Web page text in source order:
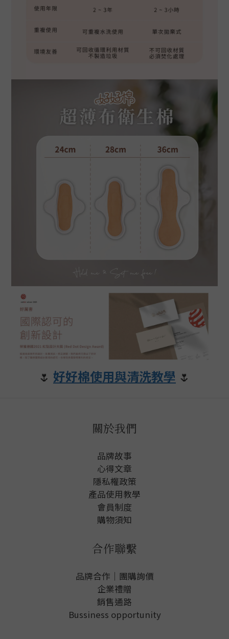
🌷 好好棉使用與清洗教學 🌷
關於我們
品牌故事
心得文章
隱私權政策
產品使用教學
會員制度
購物須知
合作聯繫
品牌合作｜團購詢價
企業禮贈
銷售通路
Bussiness opportunity